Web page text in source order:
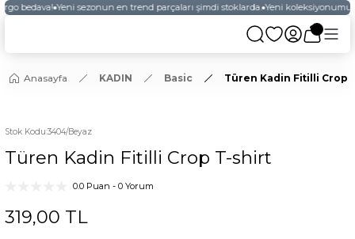
bedava! Yeni sezonun en trend parçaları şimdi stoklarda. Yeni
Anasayfa KADIN Basic Türen Kadin Fitilli Crop
Stok Kodu:3404/Beyaz
Türen Kadin Fitilli Crop T-shirt
0.0 Puan - 0 Yorum
319,00 TL